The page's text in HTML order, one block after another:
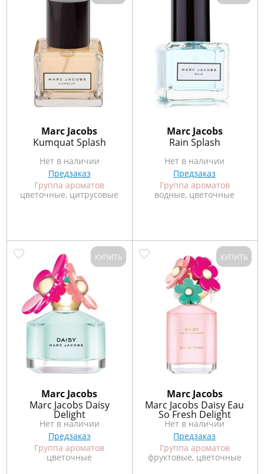
Marс Jacobs
Kumquat Splash
Нет в наличии
Предзаказ
Группа ароматов
цветочные, цитрусовые
Marс Jacobs
Rain Splash
Нет в наличии
Предзаказ
Группа ароматов
водные, цветочные
КУПИТЬ
Marс Jacobs
Marc Jacobs Daisy
Delight
Нет в наличии
Предзаказ
Группа ароматов
цветочные
КУПИТЬ
Marс Jacobs
Marc Jacobs Daisy Eau
So Fresh Delight
Нет в наличии
Предзаказ
Группа ароматов
фруктовые, цветочные